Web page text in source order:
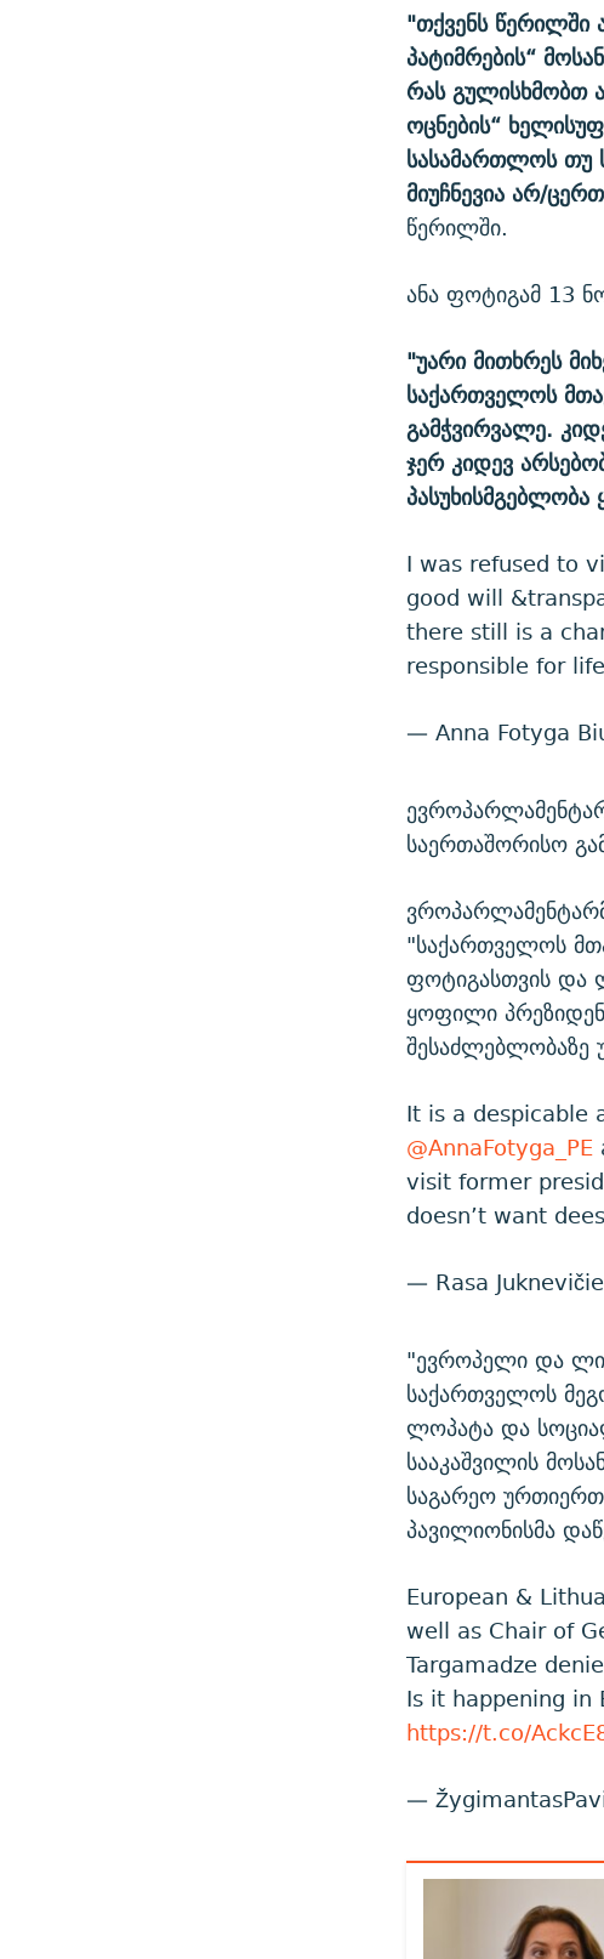
"თქვენს წერილში
პატიმრების“
რას გულისხმობთ
ოცნების“
სასამართლოს თუ
მიუჩნევია არ/
წერილში.
ანა ფოტიგამ 13
"უარი მითხრეს
საქართველოს
გამჭვირვალე.
ჯერ კიდევ
I was refused to
good will
there still is a
responsible for
— Anna Fotyga
საერთაშორისო
"საქართველოს
ფოტიგასთვის და
ყოფილი
შესაძლებლობაზე
It is a despicable
@AnnaFotyga_PE
visit former
doesn’t want
— Rasa
"ევროპელი და
საქართველოს
ლოპატა და
სააკაშვილის
საგარეო
პავილიონისმა
European &
well as Chair of
Targamadze
Is it happening in
https://t.co/
—